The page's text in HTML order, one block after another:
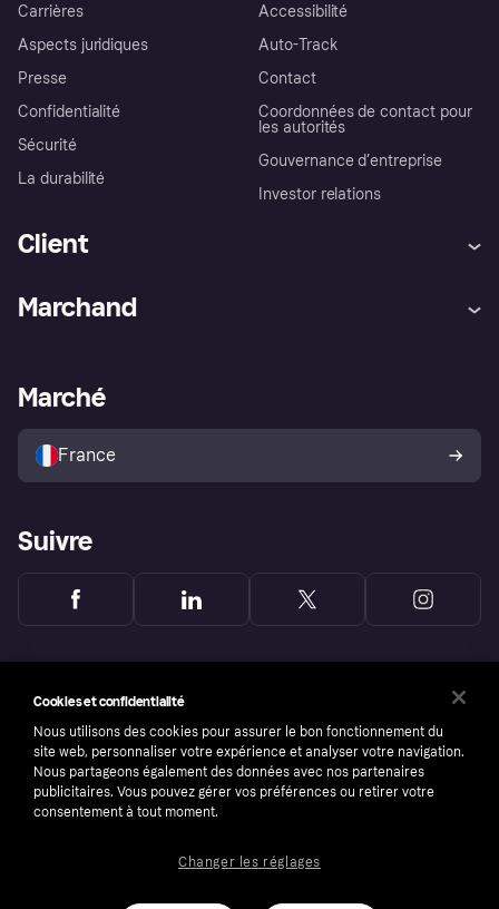
Carrières
Aspects juridiques
Presse
Confidentialité
Sécurité
La durabilité
Accessibilité
Auto-Track
Contact
Coordonnées de contact pour
les autorités
Gouvernance d’entreprise
Investor relations
Client
Explorez les magasins
Politique de protection de
l’acheteur Klarna
Marchand
Portail Marchand
Marché
France
Suivre
Cookies et confidentialité
Nous utilisons des cookies pour assurer le bon fonctionnement du
site web, personnaliser votre expérience et analyser votre navigation.
Nous partageons également des données avec nos partenaires
publicitaires. Vous pouvez gérer vos préférences ou retirer votre
consentement à tout moment.
Changer les réglages